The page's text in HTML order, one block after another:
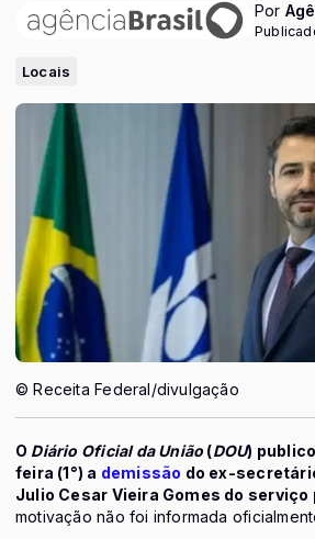
Por
Locais
© Receita Federal/divulgação
O Diário Oficial da União (DOU)
feira (1°) a demissão do ex-
Julio Cesar Vieira Gomes do serviço
motivação não foi informada